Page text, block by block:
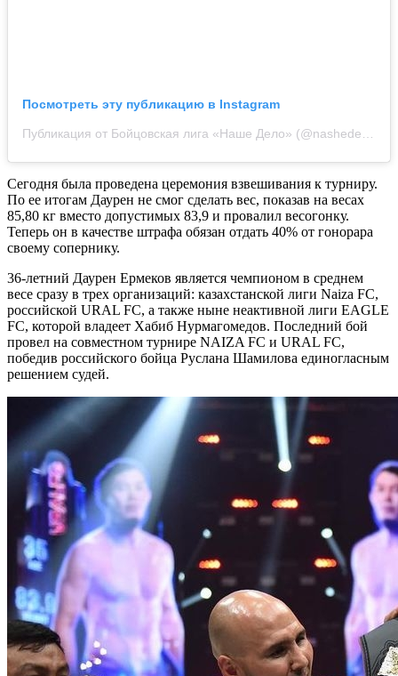
Посмотреть эту публикацию в Instagram
Сегодня была проведена церемония взвешивания к турниру.
По ее итогам Даурен не смог сделать вес, показав на весах
85,80 кг вместо допустимых 83,9 и провалил весогонку.
Теперь он в качестве штрафа обязан отдать 40% от гонорара
своему сопернику.
36-летний Даурен Ермеков является чемпионом в среднем
весе сразу в трех организаций: казахстанской лиги Naiza FC,
российской URAL FC, а также ныне неактивной лиги EAGLE
FC, которой владеет Хабиб Нурмагомедов. Последний бой
провел на совместном турнире NAIZA FC и URAL FC,
победив российского бойца Руслана Шамилова единогласным
решением судей.